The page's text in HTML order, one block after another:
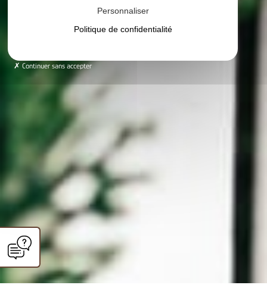
Personnaliser
Politique de confidentialité
Continuer sans accepter